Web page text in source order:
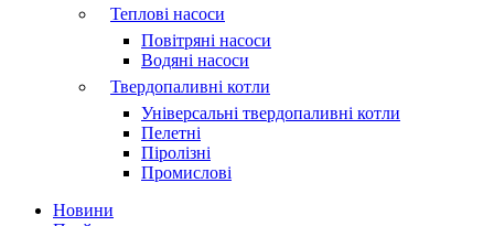
Теплові насоси
Повітряні насоси
Водяні насоси
Твердопаливні котли
Універсальні твердопаливні котли
Пелетні
Піролізні
Промислові
Новини